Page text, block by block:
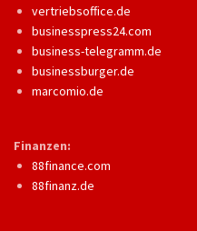
vertriebsoffice.de
businesspress24.com
business-telegramm.de
businessburger.de
marcomio.de
Finanzen:
88finance.com
88finanz.de